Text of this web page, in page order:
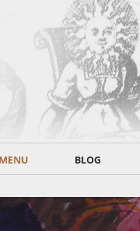
MENU BLOG